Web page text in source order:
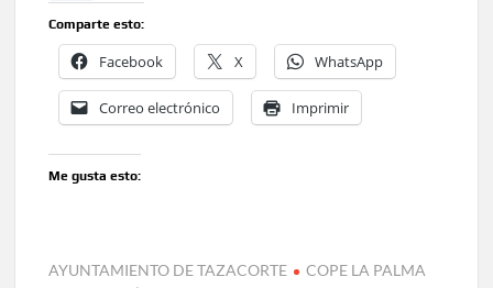
Comparte esto:
Facebook X WhatsApp
Correo electrónico Imprimir
Me gusta esto:
AYUNTAMIENTO DE TAZACORTE
COPE LA PALMA